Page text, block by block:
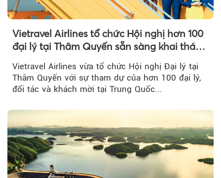
Vietravel Airlines tổ chức Hội nghị hơn 100
đại lý tại Thâm Quyến sẵn sàng khai thác
đường bay thẳng TP.HCM - Thâm Quyến
Vietravel Airlines vừa tổ chức Hội nghị Đại lý tại
Thâm Quyến với sự tham dự của hơn 100 đại lý,
đối tác và khách mời tại Trung Quốc...